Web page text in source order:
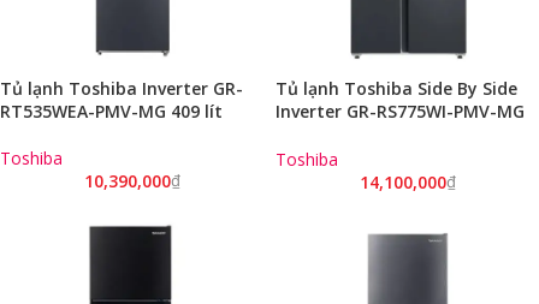
Tủ lạnh Toshiba Inverter GR-
RT535WEA-PMV-MG 409 lít
Toshiba
10,390,000₫
Tủ lạnh Toshiba Side By Side
Inverter GR-RS775WI-PMV-MG
Toshiba
14,100,000₫